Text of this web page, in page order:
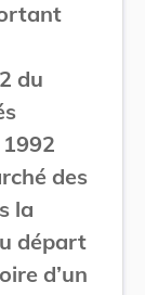
du
des
la
départ
d’un